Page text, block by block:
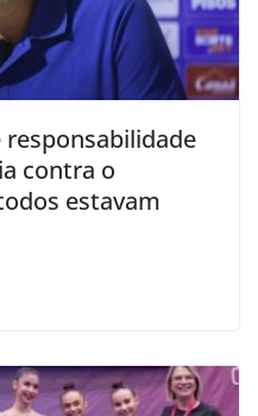
responsabilidade
contra o
estavam